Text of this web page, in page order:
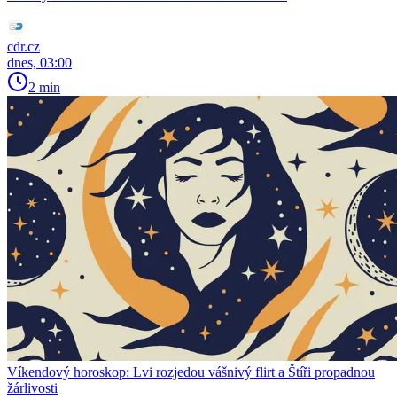
cdr.cz
dnes, 03:00
2 min
Víkendový horoskop: Lvi rozjedou vášnivý flirt a Štíři propadnou
žárlivosti